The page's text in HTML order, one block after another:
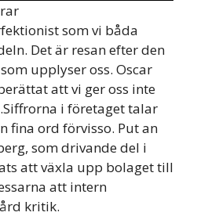
som vi båda
Det är resan efter den
upplyser oss. Oscar
att vi ger oss inte
i företaget talar
fina ord förvisso. Put an
som drivande del i
att växla upp bolaget till
att intern
kritik.